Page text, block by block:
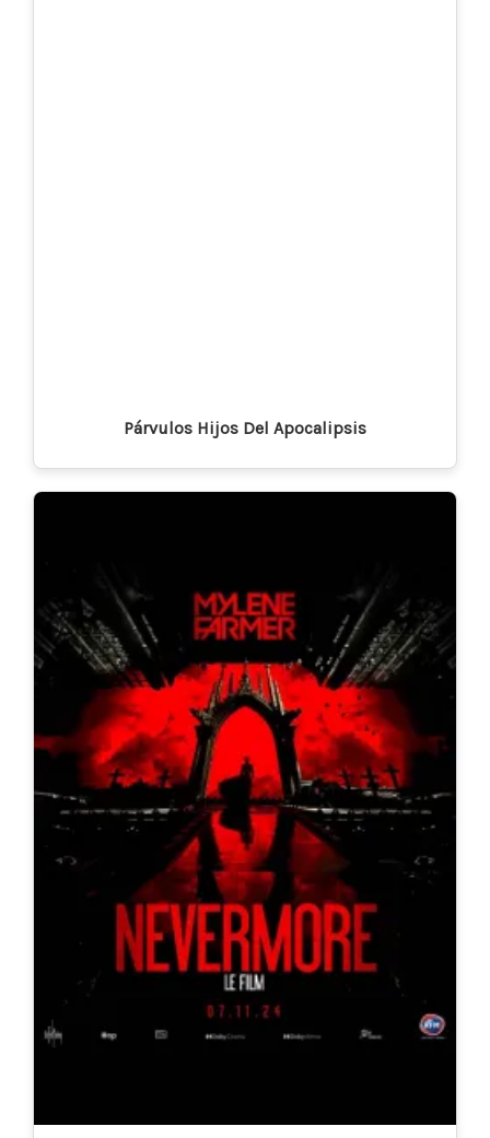
Párvulos Hijos Del Apocalipsis